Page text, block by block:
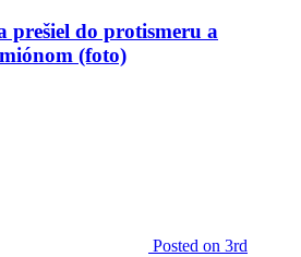
prešiel do protismeru a
(foto)
Posted on 3rd